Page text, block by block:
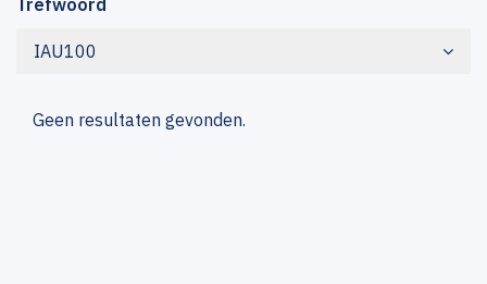
Trefwoord
IAU100
Geen resultaten gevonden.